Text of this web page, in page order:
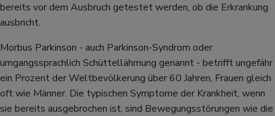
bereits vor dem Ausbruch getestet werden, ob die Erkrankung
ausbricht.
Morbus Parkinson - auch Parkinson-Syndrom oder
umgangssprachlich Schüttellähmung genannt - betrifft ungefähr
ein Prozent der Weltbevölkerung über 60 Jahren, Frauen gleich
oft wie Männer. Die typischen Symptome der Krankheit, wenn
sie bereits ausgebrochen ist, sind Bewegungsstörungen wie die